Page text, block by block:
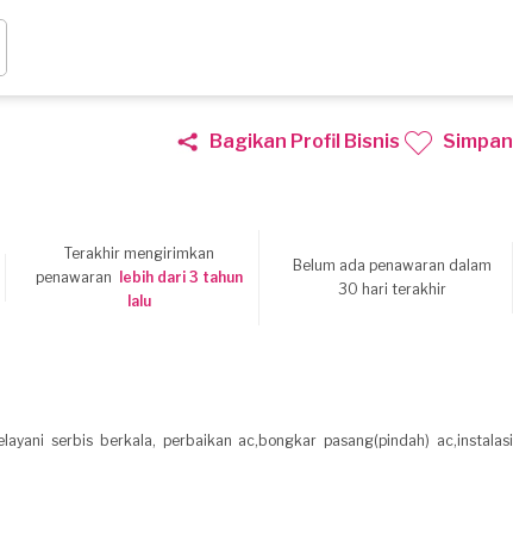
Bagikan Profil Bisnis Simpan
Terakhir mengirimkan
penawaran
lebih dari 3 tahun
lalu
Belum ada penawaran dalam
30 hari terakhir
serbis berkala, perbaikan ac,bongkar pasang(pindah) ac,instalasi